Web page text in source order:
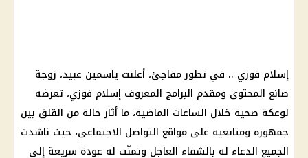
إسلام فوزي .. في تطور مفاجئ، أعلنت ياسمين عبيد، زوجة
صانع المحتوى ومقدم البرامج المعروف إسلام فوزي، تعرضه
لوعكة صحية خلال الساعات الماضية، ما أثار حالة من القلق بين
جمهوره ومتابعيه على مواقع التواصل الاجتماعي، حيث ناشدت
الجميع الدعاء له بالشفاء العاجل وتمنّت له عودة سريعة إلى